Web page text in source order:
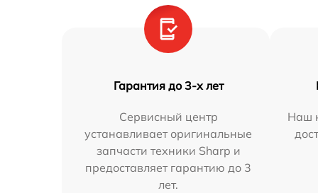
Гарантия до 3-х лет
Сервисный центр
устанавливает оригинальные
запчасти техники Sharp и
предоставляет гарантию до 3
лет.
Наш